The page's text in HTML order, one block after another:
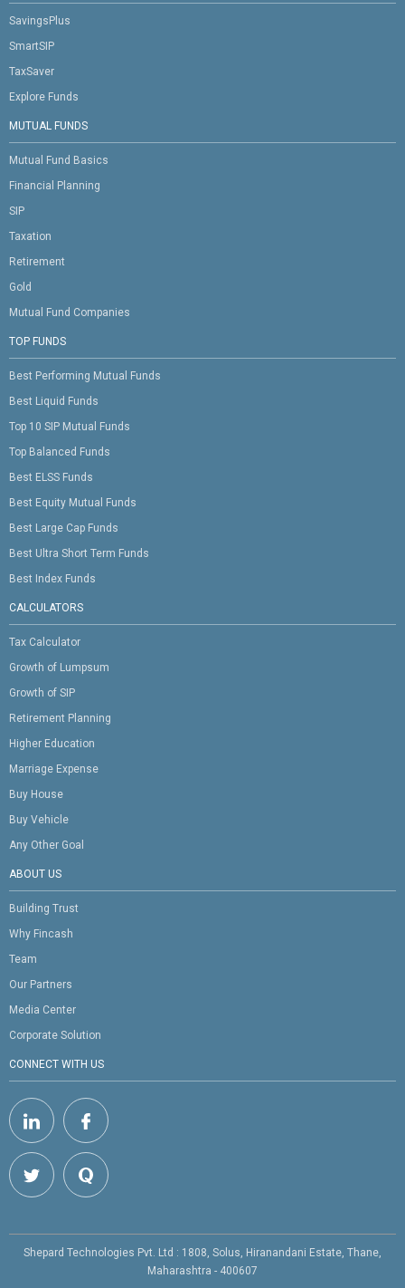
SavingsPlus
SmartSIP
TaxSaver
Explore Funds
MUTUAL FUNDS
Mutual Fund Basics
Financial Planning
SIP
Taxation
Retirement
Gold
Mutual Fund Companies
TOP FUNDS
Best Performing Mutual Funds
Best Liquid Funds
Top 10 SIP Mutual Funds
Top Balanced Funds
Best ELSS Funds
Best Equity Mutual Funds
Best Large Cap Funds
Best Ultra Short Term Funds
Best Index Funds
CALCULATORS
Tax Calculator
Growth of Lumpsum
Growth of SIP
Retirement Planning
Higher Education
Marriage Expense
Buy House
Buy Vehicle
Any Other Goal
ABOUT US
Building Trust
Why Fincash
Team
Our Partners
Media Center
Corporate Solution
CONNECT WITH US
Shepard Technologies Pvt. Ltd : 1808, Solus, Hiranandani Estate, Thane,
Maharashtra - 400607